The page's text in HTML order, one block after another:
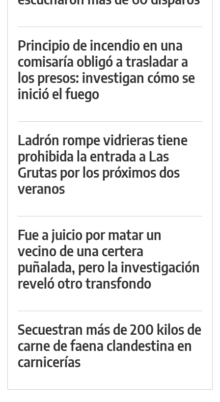
Principio de incendio en una
comisaría obligó a trasladar a
los presos: investigan cómo se
inició el fuego
Ladrón rompe vidrieras tiene
prohibida la entrada a Las
Grutas por los próximos dos
veranos
Fue a juicio por matar un
vecino de una certera
puñalada, pero la investigación
reveló otro transfondo
Secuestran más de 200 kilos de
carne de faena clandestina en
carnicerías